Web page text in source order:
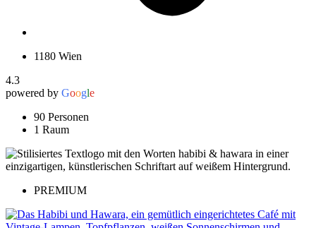
1180 Wien
4.3
powered by Google
90 Personen
1 Raum
PREMIUM